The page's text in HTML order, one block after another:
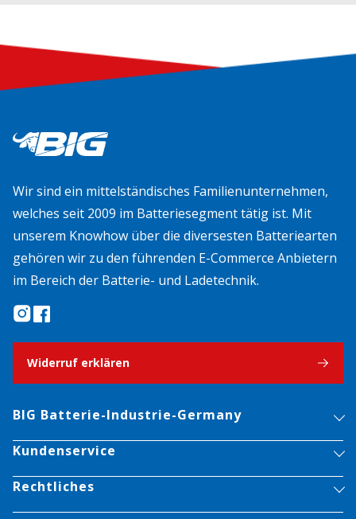
Wir sind ein mittelständisches Familienunternehmen,
welches seit 2009 im Batteriesegment tätig ist. Mit
unserem Knowhow über die diversesten Batteriearten
gehören wir zu den führenden E-Commerce Anbietern
im Bereich der Batterie- und Ladetechnik.
Widerruf erklären
BIG Batterie-Industrie-Germany
Kundenservice
Rechtliches